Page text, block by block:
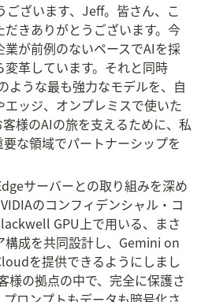
ございます、Jeff。皆さん、こ
きありがとうございます。今
が前例のないペースでAIを採
革しています。それと同時
ような最も強力なモデルを、自
ッジ、オンプレミスで使いた
様のAIの旅を支えるために、私
な領域でパートナーシップを
サーバーとの取り組みを深め
のコンフィデンシャル・コ
GPU上で用いる、まさ
構成を共同設計し、Gemini on
を提供できるようにしまし
様の拠点の中で、完全に保護さ